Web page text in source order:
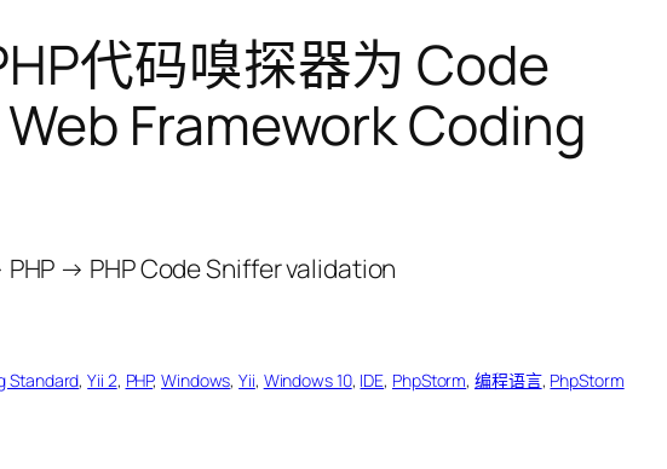
代码嗅探器为 Code
Framework Coding
Standard, Yii 2, PHP, Windows, Yii, Windows 10, IDE, PhpStorm, 编程语言, PhpStorm